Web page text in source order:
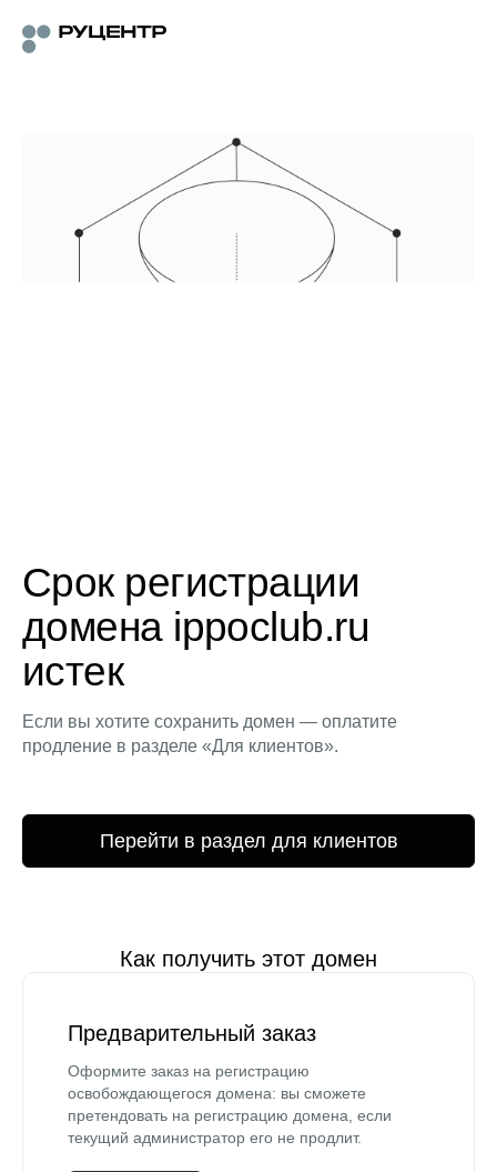
Срок регистрации
домена ippoclub.ru
истек
Если вы хотите сохранить домен — оплатите
продление в разделе «Для клиентов».
Перейти в раздел для клиентов
Как получить этот домен
Предварительный заказ
Оформите заказ на регистрацию
освобождающегося домена: вы сможете
претендовать на регистрацию домена, если
текущий администратор его не продлит.